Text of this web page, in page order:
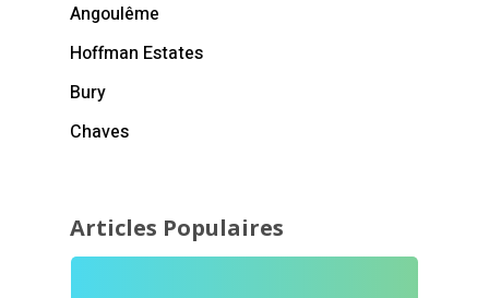
Angoulême
Hoffman Estates
Bury
Chaves
Articles Populaires